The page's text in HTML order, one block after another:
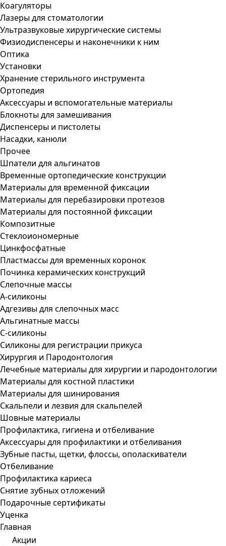
Коагуляторы
Лазеры для стоматологии
Ультразвуковые хирургические системы
Физиодиспенсеры и наконечники к ним
Оптика
Установки
Хранение стерильного инструмента
Ортопедия
Аксессуары и вспомогательные материалы
Блокноты для замешивания
Диспенсеры и пистолеты
Насадки, канюли
Прочее
Шпатели для альгинатов
Временные ортопедические конструкции
Материалы для временной фиксации
Материалы для перебазировки протезов
Материалы для постоянной фиксации
Композитные
Стеклоиономерные
Цинкфосфатные
Пластмассы для временных коронок
Починка керамических конструкций
Слепочные массы
А-силиконы
Адгезивы для слепочных масс
Альгинатные массы
С-силиконы
Силиконы для регистрации прикуса
Хирургия и Пародонтология
Лечебные материалы для хирургии и пародонтологии
Материалы для костной пластики
Материалы для шинирования
Скальпели и лезвия для скальпелей
Шовные материалы
Профилактика, гигиена и отбеливание
Аксессуары для профилактики и отбеливания
Зубные пасты, щетки, флоссы, ополаскиватели
Отбеливание
Профилактика кариеса
Снятие зубных отложений
Подарочные сертификаты
Уценка
Главная
Акции